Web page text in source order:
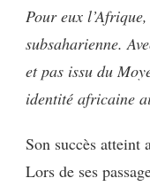
Pour eux
subsaharienne.
et pas issu du
identité africaine
Son succès atteint
Lors de ses